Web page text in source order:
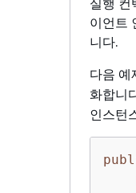
실행 컨
이언트
니다.
다음 예
화합니
인스턴